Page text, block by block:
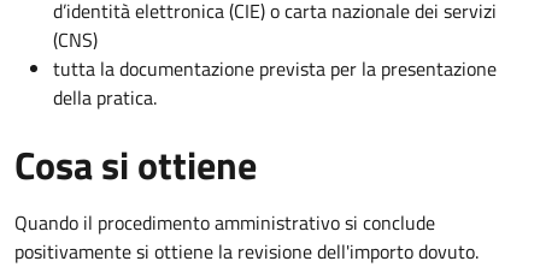
d’identità elettronica (CIE) o carta nazionale dei servizi
(CNS)
tutta la documentazione prevista per la presentazione
della pratica.
Cosa si ottiene
Quando il procedimento amministrativo si conclude
positivamente si ottiene la revisione dell'importo dovuto.